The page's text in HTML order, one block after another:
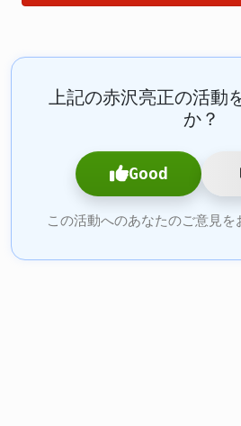
上記の赤沢亮正の活動
か？
Good
この活動へのあなたのご意見を